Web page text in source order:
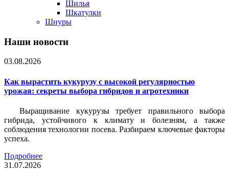
Шилья
Шкатулки
Шнуры
Наши новости
03.08.2026
Как вырастить кукурузу с высокой регулярностью
урожая: секреты выбора гибридов и агротехники
Выращивание кукурузы требует правильного выбора
гибрида, устойчивого к климату и болезням, а также
соблюдения технологии посева. Разбираем ключевые факторы
успеха.
Подробнее
31.07.2026